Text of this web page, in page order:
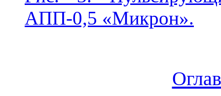
АПП-0,5 «Микрон».